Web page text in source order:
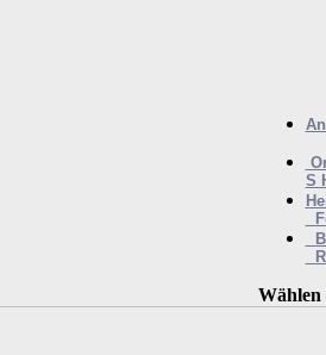
S
Wählen